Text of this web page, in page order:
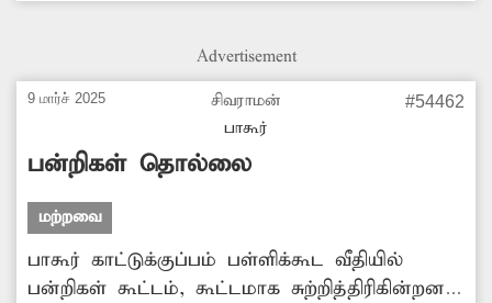
Advertisement
9 மார்ச் 2025
சிவராமன்
பாகூர்
#54462
பன்றிகள் தொல்லை
மற்றவை
பாகூர் காட்டுக்குப்பம் பள்ளிக்கூட வீதியில்
பன்றிகள் கூட்டம், கூட்டமாக சுற்றித்திரிகின்றன.